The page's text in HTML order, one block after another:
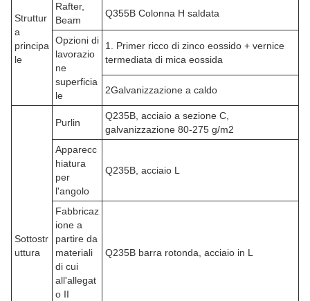
Struttur
a
principa
le
Rafter,
Beam
Q355B Colonna H saldata
Opzioni di
lavorazio
ne
superficia
le
1. Primer ricco di zinco eossido + vernice
termediata di mica eossida
2Galvanizzazione a caldo
Sottostr
uttura
Purlin
Q235B, acciaio a sezione C,
galvanizzazione 80-275 g/m2
Apparecc
hiatura
per
l'angolo
Q235B, acciaio L
Fabbricaz
ione a
partire da
materiali
di cui
all'allegat
o II
Q235B barra rotonda, acciaio in L